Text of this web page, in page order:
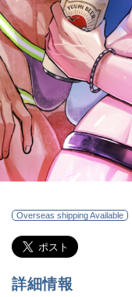
Overseas shipping Available
詳細情報